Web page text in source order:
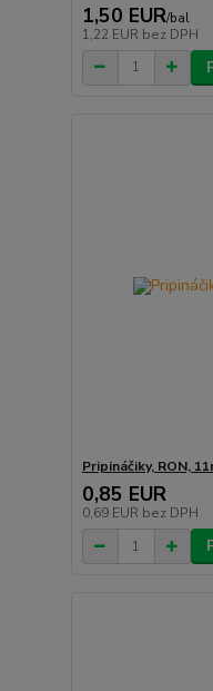
1,50 EUR/bal
1,22 EUR bez DPH
Pripináčiky, RON,
0,85 EUR
0,69 EUR bez DPH